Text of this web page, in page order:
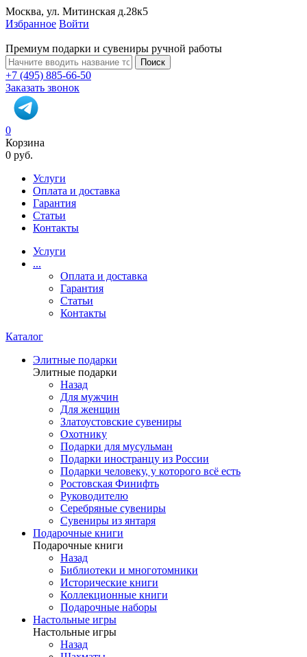
Москва, ул. Митинская д.28к5
Избранное Войти
Премиум подарки и сувениры ручной работы
Поиск
+7 (495) 885-66-50
Заказать звонок
0
Корзина
0 руб.
Услуги
Оплата и доставка
Гарантия
Статьи
Контакты
Услуги
...
Оплата и доставка
Гарантия
Статьи
Контакты
Каталог
Элитные подарки
Элитные подарки
Назад
Для мужчин
Для женщин
Златоустовские сувениры
Охотнику
Подарки для мусульман
Подарки иностранцу из России
Подарки человеку, у которого всё есть
Ростовская Финифть
Руководителю
Серебряные сувениры
Сувениры из янтаря
Подарочные книги
Подарочные книги
Назад
Библиотеки и многотомники
Исторические книги
Коллекционные книги
Подарочные наборы
Настольные игры
Настольные игры
Назад